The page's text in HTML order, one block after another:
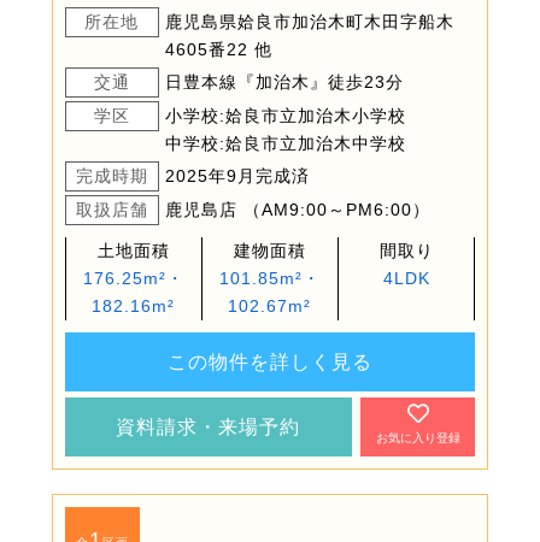
所在地
鹿児島県姶良市加治木町木田字船木
4605番22 他
交通
日豊本線『加治木』徒歩23分
学区
小学校:姶良市立加治木小学校
中学校:姶良市立加治木中学校
完成時期
2025年9月完成済
取扱店舗
鹿児島店 （AM9:00～PM6:00）
土地面積
176.25m²・
182.16m²
建物面積
101.85m²・
102.67m²
間取り
4LDK
この物件を詳しく見る
資料請求・来場予約
お気に入り登録